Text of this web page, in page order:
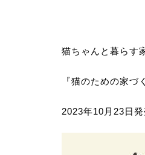
猫ちゃんと暮らす
『猫のための家
2023年10月23日